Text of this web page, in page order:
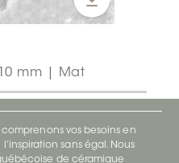
mm | Mat
vos besoins en
sans égal. Nous
de céramique